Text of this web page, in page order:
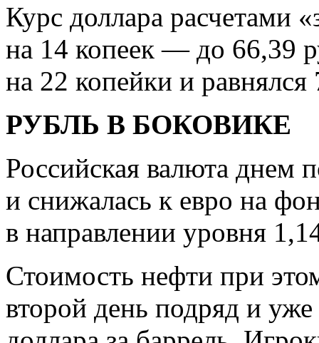
Курс доллара расчетами
на 14 копеек — до 66,39
на 22 копейки и равнялся
РУБЛЬ В БОКОВИКЕ
Российская валюта днем
и снижалась к евро на
в направлении уровня
Стоимость нефти при
второй день подряд и уже